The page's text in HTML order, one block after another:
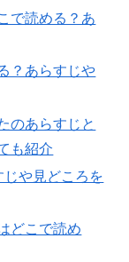
で読める？あ
？あらすじや
のあらすじと
も紹介
や見どころを
どこで読め